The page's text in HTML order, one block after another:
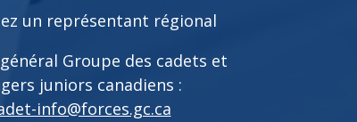
un représentant régional
Groupe des cadets et
juniors canadiens :
info@forces.gc.ca